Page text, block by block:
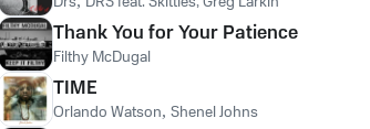
Thank You for Your Patience
Filthy McDugal
TIME
Orlando Watson, Shenel Johns